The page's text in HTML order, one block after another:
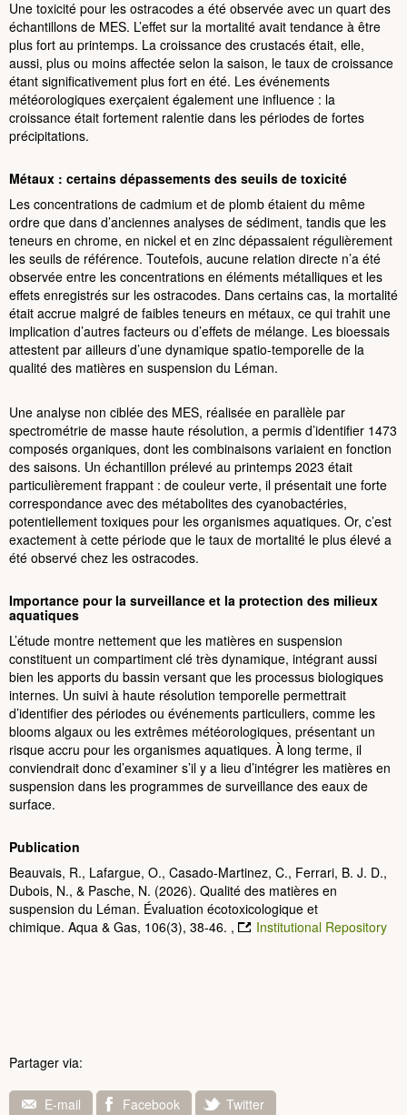
Une toxicité pour les ostracodes a été observée avec un quart des
échantillons de MES. L’effet sur la mortalité avait tendance à être
plus fort au printemps. La croissance des crustacés était, elle,
aussi, plus ou moins affectée selon la saison, le taux de croissance
étant significativement plus fort en été. Les événements
météorologiques exerçaient également une influence : la
croissance était fortement ralentie dans les périodes de fortes
précipitations.
Métaux : certains dépassements des seuils de toxicité
Les concentrations de cadmium et de plomb étaient du même
ordre que dans d’anciennes analyses de sédiment, tandis que les
teneurs en chrome, en nickel et en zinc dépassaient régulièrement
les seuils de référence. Toutefois, aucune relation directe n’a été
observée entre les concentrations en éléments métalliques et les
effets enregistrés sur les ostracodes. Dans certains cas, la mortalité
était accrue malgré de faibles teneurs en métaux, ce qui trahit une
implication d’autres facteurs ou d’effets de mélange. Les bioessais
attestent par ailleurs d’une dynamique spatio-temporelle de la
qualité des matières en suspension du Léman.
Une analyse non ciblée des MES, réalisée en parallèle par
spectrométrie de masse haute résolution, a permis d’identifier 1473
composés organiques, dont les combinaisons variaient en fonction
des saisons. Un échantillon prélevé au printemps 2023 était
particulièrement frappant : de couleur verte, il présentait une forte
correspondance avec des métabolites des cyanobactéries,
potentiellement toxiques pour les organismes aquatiques. Or, c’est
exactement à cette période que le taux de mortalité le plus élevé a
été observé chez les ostracodes.
Importance pour la surveillance et la protection des milieux
aquatiques
L’étude montre nettement que les matières en suspension
constituent un compartiment clé très dynamique, intégrant aussi
bien les apports du bassin versant que les processus biologiques
internes. Un suivi à haute résolution temporelle permettrait
d’identifier des périodes ou événements particuliers, comme les
blooms algaux ou les extrêmes météorologiques, présentant un
risque accru pour les organismes aquatiques. À long terme, il
conviendrait donc d’examiner s’il y a lieu d’intégrer les matières en
suspension dans les programmes de surveillance des eaux de
surface.
Publication
Beauvais, R., Lafargue, O., Casado-Martinez, C., Ferrari, B. J. D.,
Dubois, N., & Pasche, N. (2026). Qualité des matières en
suspension du Léman. Évaluation écotoxicologique et
chimique. Aqua & Gas, 106(3), 38-46. ,
Institutional Repository
Partager via:
E-mail Facebook Twitter